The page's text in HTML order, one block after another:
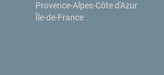
Provence-Alpes-Côte d'Azur
Île-de-France